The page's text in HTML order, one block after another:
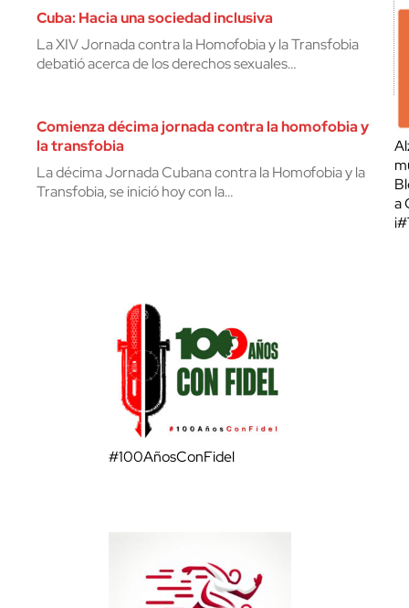
Cuba: Hacia una sociedad inclusiva
La XIV Jornada contra la Homofobia y la Transfobia
debatió acerca de los derechos sexuales…
Comienza décima jornada contra la homofobia y
la transfobia
La décima Jornada Cubana contra la Homofobia y la
Transfobia, se inició hoy con la…
a
#100AñosConFidel